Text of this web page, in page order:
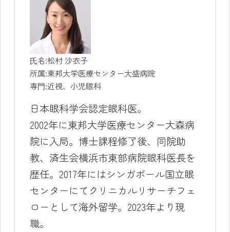
⽒名:松村 沙衣子
所属:東邦大学医療センター大盛病院
専⾨:近視、小児眼科
日本眼科学会認定眼科医。
2002年に東邦大学医療センター大森病
院に入局。博士課程修了後、同院助
教、済生会横浜市東部病院眼科医長を
歴任。2017年にはシンガポール国立眼
センターにてクリニカルリサーチフェ
ローとして海外留学。2023年より現
職。